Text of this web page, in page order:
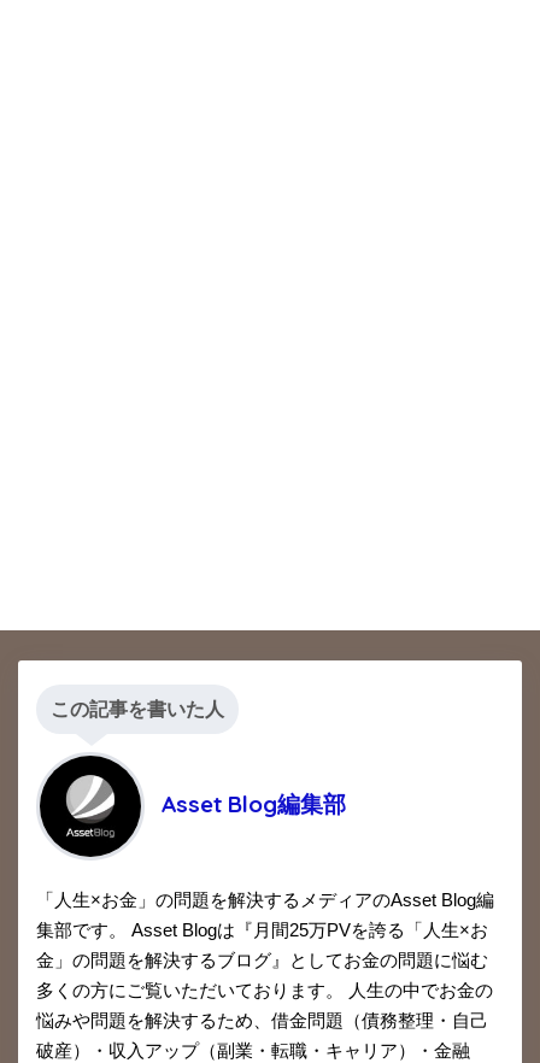
この記事を書いた人
Asset Blog編集部
「人生×お金」の問題を解決するメディアのAsset Blog編
集部です。 Asset Blogは『月間25万PVを誇る「人生×お
金」の問題を解決するブログ』としてお金の問題に悩む
多くの方にご覧いただいております。 人生の中でお金の
悩みや問題を解決するため、借金問題（債務整理・自己
破産）・収入アップ（副業・転職・キャリア）・金融